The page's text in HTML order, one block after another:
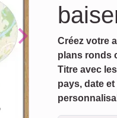
Next
Créez votre
plans ronds
Titre avec
pays, date